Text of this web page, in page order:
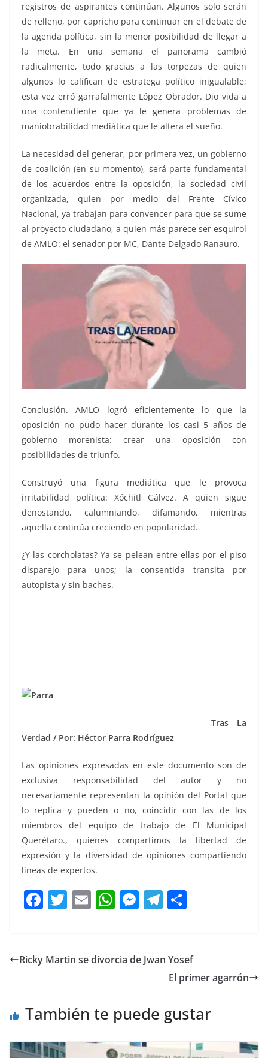
registros de aspirantes continúan. Algunos solo serán
de relleno, por capricho para continuar en el debate de
la agenda política, sin la menor posibilidad de llegar a
la meta. En una semana el panorama cambió
radicalmente, todo gracias a las torpezas de quien
algunos lo califican de estratega político inigualable;
esta vez erró garrafalmente López Obrador. Dio vida a
una contendiente que ya le genera problemas de
maniobrabilidad mediática que le altera el sueño.
La necesidad del generar, por primera vez, un gobierno
de coalición (en su momento), será parte fundamental
de los acuerdos entre la oposición, la sociedad civil
organizada, quien por medio del Frente Cívico
Nacional, ya trabajan para convencer para que se sume
al proyecto ciudadano, a quien más parece ser esquirol
de AMLO: el senador por MC, Dante Delgado Ranauro.
Conclusión. AMLO logró eficientemente lo que la
oposición no pudo hacer durante los casi 5 años de
gobierno morenista: crear una oposición con
posibilidades de triunfo.
Construyó una figura mediática que le provoca
irritabilidad política: Xóchitl Gálvez. A quien sigue
denostando, calumniando, difamando, mientras
aquella continúa creciendo en popularidad.
¿Y las corcholatas? Ya se pelean entre ellas por el piso
disparejo para unos; la consentida transita por
autopista y sin baches.
Tras La
Verdad / Por: Héctor Parra Rodríguez
Las opiniones expresadas en este documento son de
exclusiva responsabilidad del autor y no
necesariamente representan la opinión del Portal que
lo replica y pueden o no, coincidir con las de los
miembros del equipo de trabajo de El Municipal
Querétaro., quienes compartimos la libertad de
expresión y la diversidad de opiniones compartiendo
líneas de expertos.
F
e
o
T
er
E
l
W
s
p
M
e
er
T
gr
a
p
ar
Ricky Martin se divorcia de Jwan Yosef
El primer agarrón
También te puede gustar